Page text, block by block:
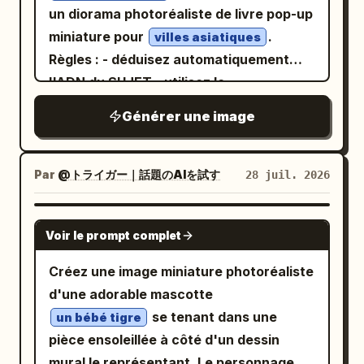
suivantes : Blanc crème #F3E9DA, Or
beurre #D9B46B, Brun caramel
#9A6644, Gris acier inoxydable
Vert menthe cendré #9AA99B. L'accent
sur les matériaux inclut
texture de crème, papier cuisson,
reflets de bol mélangeur, particules de
glaçage et plastification de carte de
chaîne
. Nécessite une petite quantité de texte
en chinois pour le nom de la série,
l'épisode et l'heure, avec de courts
sous-titres en anglais, dans une mise en
page unifiée adaptée à une diffusion sur
les plateformes sociales.
aucune marque d'illustration
AND drawing_rule = 'chaque marque
dans l'image est une forme de lettre ; la
valeur tonale est produite UNIQUEMENT
par l'interlignage, l'espacement et la
taille de la police ; pas de règles, pas de
remplissages, pas de lignes dessinées'
ORDER BY emergence_at_distance
DESC, legibility_at_close_range DESC,
value_range_via_typography DESC,
no_non_letterform_marks DESC LIMIT 1;
un diorama photoréaliste de livre pop-up
miniature pour
villes asiatiques .
Règles : - déduisez automatiquement
l'ADN du SUJET - utilisez le
physique - le sujet doit surgir de la page
sous forme d'un monde en 3D en papier -
incluez des monuments, une
architecture, un terrain, des
infrastructures, des motifs culturels et
des indices à petite échelle déduits -
montrez des plateformes pliées, des
escaliers, des fentes, des charnières,
des supports et des mécanismes en
papier cachés - intégrez le nom du sujet
ou une typographie symbolique sous
Générer une image
Par @トライガー｜話題のAIを試す 28 juil. 2026
GPT IMAGE 2
Voir le prompt complet
Créez une image miniature photoréaliste
d'une adorable mascotte
un bébé tigre
se tenant dans une
pièce ensoleillée à côté d'un dessin